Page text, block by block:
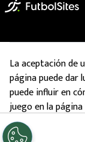
La aceptación de
página puede dar
puede influir en
juego en la
influye en nuestras